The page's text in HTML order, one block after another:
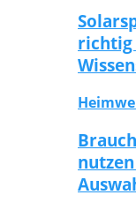
richtig